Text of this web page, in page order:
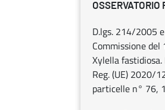
D.lgs. 214/2005
Commissione
Xylella
Reg. (UE) 2020/
particelle n° 76,